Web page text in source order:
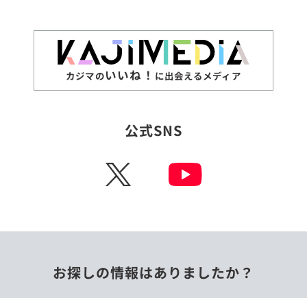
カジマのいいね！ に出会えるメディア
公式SNS
X
お探しの情報はありましたか？